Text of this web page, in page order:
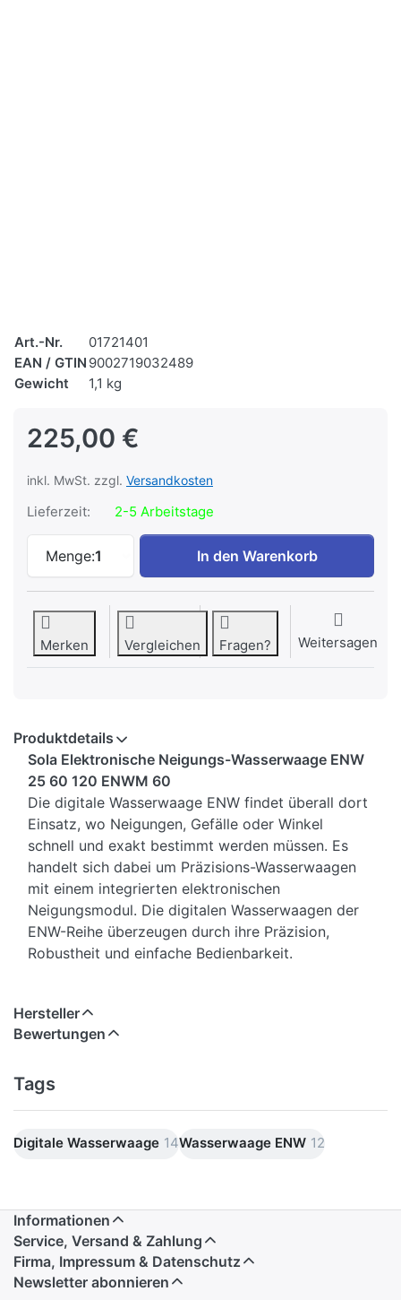
Art.-Nr.
01721401
EAN / GTIN 9002719032489
Gewicht
1,1 kg
225,00 €
inkl. MwSt. zzgl. Versandkosten
Lieferzeit: 2-5 Arbeitstage
Menge:1
SOLA ENW 120 Elektronische
In den Warenkorb
Merken Vergleichen Fragen? Weitersagen
Produktdetails
Sola Elektronische Neigungs-Wasserwaage ENW
25 60 120 ENWM 60
Die digitale Wasserwaage ENW findet überall dort
Einsatz, wo Neigungen, Gefälle oder Winkel
schnell und exakt bestimmt werden müssen. Es
handelt sich dabei um Präzisions-Wasserwaagen
mit einem integrierten elektronischen
Neigungsmodul. Die digitalen Wasserwaagen der
ENW-Reihe überzeugen durch ihre Präzision,
Robustheit und einfache Bedienbarkeit.
• Messtoleranz Solatronic-Modul:
0.05° bei 0° und 90° bzw. 0.1° zwischen 1° und
und in/ft
und zur Übertragung von Winkeln
bei Umschlagmessungen
• Patentierte SOLA FOCUS-Libellen bei ENW 25,
60, 120 und ENWM 60
• Schutzklasse IP65
Hersteller
Bewertungen
Tags
Digitale Wasserwaage 14Wasserwaage ENW 12
Informationen
Service, Versand & Zahlung
Firma, Impressum & Datenschutz
Newsletter abonnieren